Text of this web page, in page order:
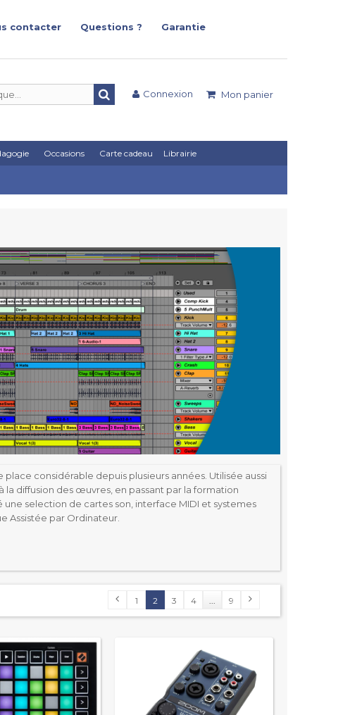
contacter Questions ?
Garantie
Mon panier
Connexion
Occasions Carte cadeau Librairie
considérable depuis plusieurs années. Utilisée aussi
diffusion des œuvres, en passant par la formation
une selection de cartes son, interface MIDI et systemes
Assistée par Ordinateur.
1 2 3 4 ... 9